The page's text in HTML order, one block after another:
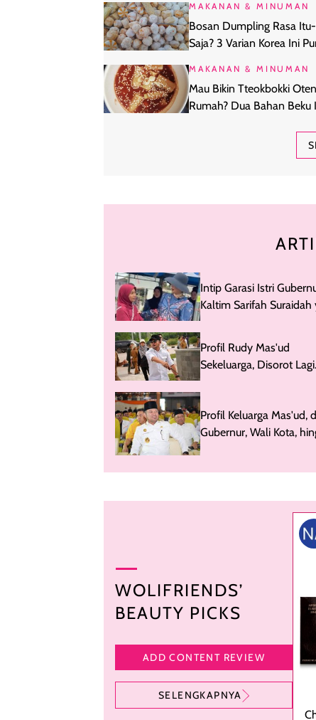
MAKANAN & MINUMAN
Bosan Dumpling Rasa
Saja? 3 Varian Korea Ini
MAKANAN & MINUMAN
Mau Bikin Tteokbokki
Rumah? Dua Bahan Beku
Intip Garasi Istri
Kaltim Sarifah Suraidah
Profil Rudy Mas'ud
Sekeluarga, Disorot Lagi
Profil Keluarga Mas'ud,
Gubernur, Wali Kota,
WOLIFRIENDS’
BEAUTY PICKS
ADD CONTENT REVIEW
SELENGKAPNYA